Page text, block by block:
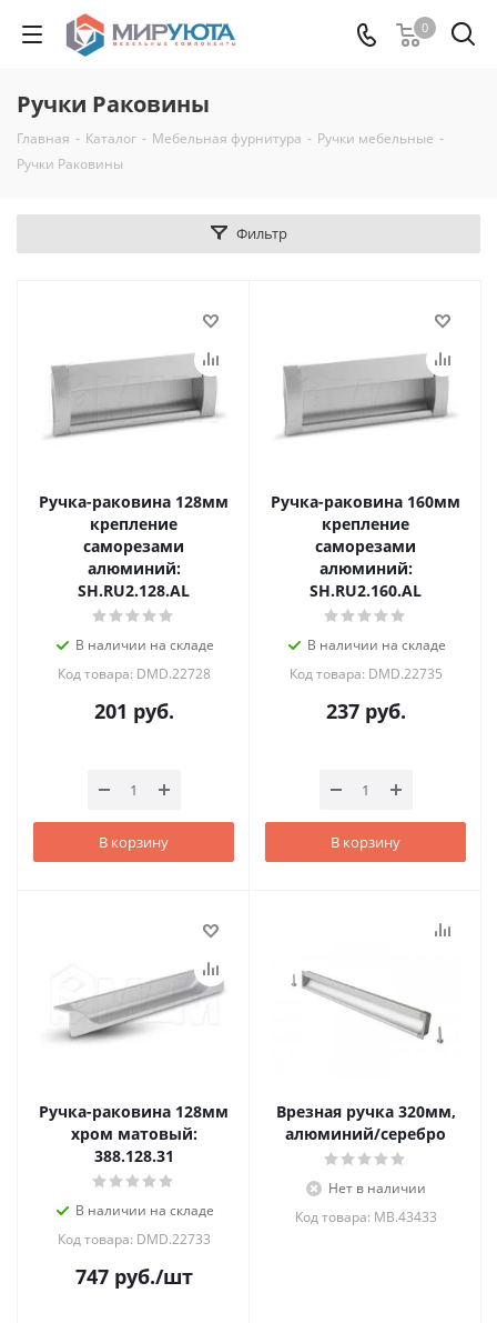
0
Ручки Раковины
Главная - Каталог - Мебельная фурнитура - Ручки мебельные -
Ручки Раковины
Фильтр
Ручка-раковина 128мм
крепление
саморезами
алюминий:
SH.RU2.128.AL
В наличии на складе
Код товара: DMD.22728
201 руб.
В корзину
Ручка-раковина 160мм
крепление
саморезами
алюминий:
SH.RU2.160.AL
В наличии на складе
Код товара: DMD.22735
237руб.
В корзину
Ручка-раковина 128мм
хром матовый:
388.128.31
В наличии на складе
Код товара: DMD.22733
747руб./шт
Врезная ручка 320мм,
алюминий/серебро
Нет в наличии
Код товара: MB.43433